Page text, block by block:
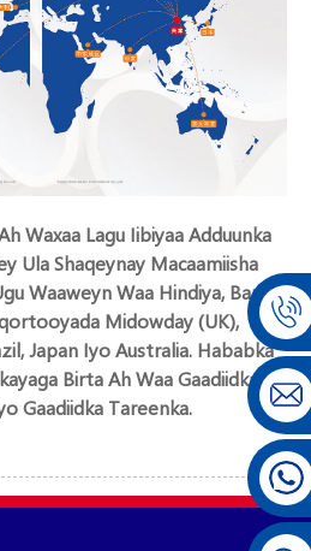
Waxaa Lagu Iibiyaa Adduunka
Ula Shaqeynay Macaamiisha
Waaweyn Waa Hindiya, Bariga
Midowday (UK),
Japan Iyo Australia. Hababka
Birta Ah Waa Gaadiidka
Gaadiidka Tareenka.